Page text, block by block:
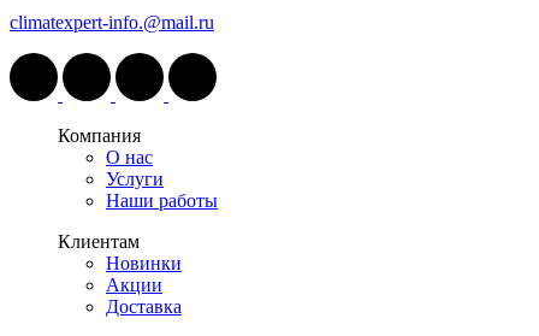
climatexpert-info.@mail.ru
Компания
О нас
Услуги
Наши работы
Клиентам
Новинки
Акции
Доставка